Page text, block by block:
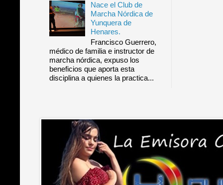
Nace el Club de
Marcha Nórdica de
Yunquera de
Henares.
Francisco Guerrero,
médico de familia e instructor de
marcha nórdica, expuso los
beneficios que aporta esta
disciplina a quienes la practica...